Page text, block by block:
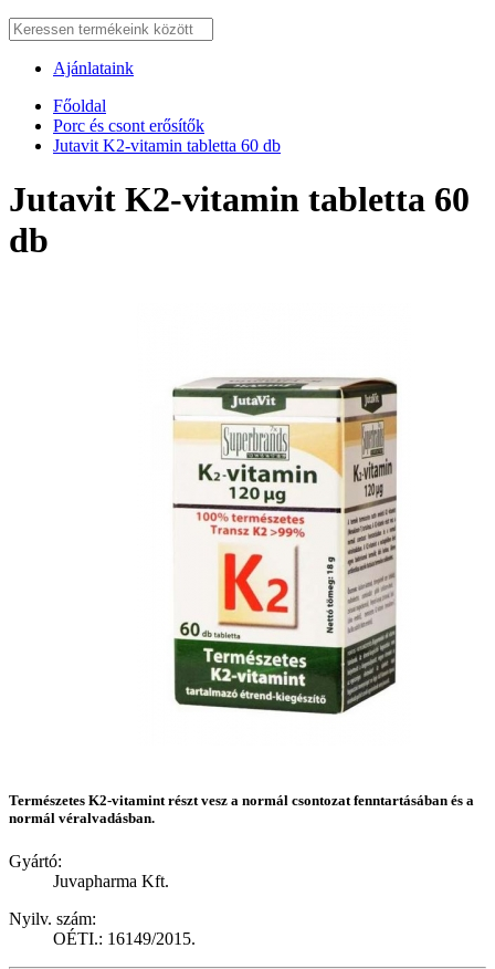
Ajánlataink
Főoldal
Porc és csont erősítők
Jutavit K2-vitamin tabletta 60 db
Jutavit K2-vitamin tabletta 60
db
Természetes K2-vitamint részt vesz a normál csontozat fenntartásában és a
normál véralvadásban.
Gyártó:
Juvapharma Kft.
Nyilv. szám:
OÉTI.: 16149/2015.